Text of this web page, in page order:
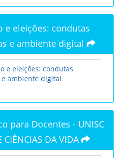
e eleições: condutas
e ambiente digital
e eleições: condutas
ambiente digital
para Docentes - UNISC
CIÊNCIAS DA VIDA